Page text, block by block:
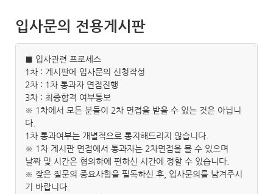
입사문의 전용게시판
■ 입사관련 프로세스
1차 : 게시판에 입사문의 신청작성
2차 : 1차 통과자 면접진행
3차 : 최종합격 여부통보
※ 1차에서 모든 분들이 2차 면접을 받을 수 있는 것은 아닙니
다.
1차 통과여부는 개별적으로 통지해드리지 않습니다.
※ 1차 게시판 면접에서 통과자는 2차면접을 볼 수 있으며
날짜 및 시간은 협의하에 편하신 시간에 정할 수 있습니다.
※ 잦은 질문의 중요사항을 필독하신 후, 입사문의를 남겨주시
기 바랍니다.